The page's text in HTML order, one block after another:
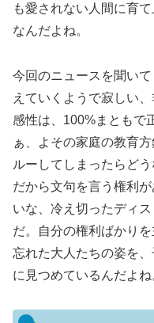
も愛されない人間に育
なんだよね。
今回のニュースを聞い
えていくようで寂しい
感性は、100%まともで
ぁ、よその家庭の教育
ルーしてしまったらど
だから文句を言う権利
いな、冷え切ったディ
だ。自分の権利ばかり
忘れた大人たちの姿を
に見つめているんだよね